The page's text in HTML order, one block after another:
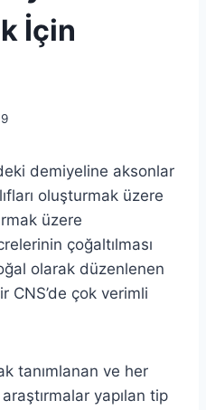
İçin
demiyeline aksonlar
oluşturmak üzere
üzere
çoğaltılması
olarak düzenlenen
CNS’de çok verimli
tanımlanan ve her
yapılan tip